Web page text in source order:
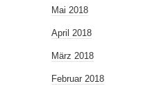
Mai 2018
April 2018
März 2018
Februar 2018